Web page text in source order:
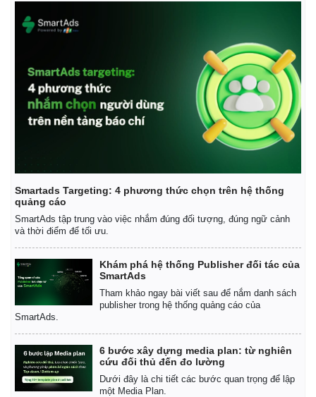
Smartads Targeting: 4 phương thức chọn trên hệ thống
quảng cáo
SmartAds tập trung vào việc nhắm đúng đối tượng, đúng ngữ cảnh
và thời điểm để tối ưu.
Khám phá hệ thống Publisher đối tác của
SmartAds
Tham khảo ngay bài viết sau để nắm danh sách
publisher trong hệ thống quảng cáo của
SmartAds.
6 bước xây dựng media plan: từ nghiên
cứu đối thủ đến đo lường
Dưới đây là chi tiết các bước quan trọng để lập
một Media Plan.